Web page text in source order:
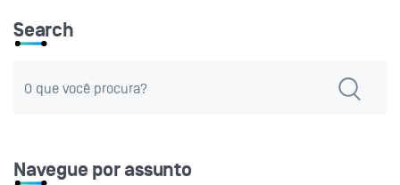
Search
Navegue por assunto